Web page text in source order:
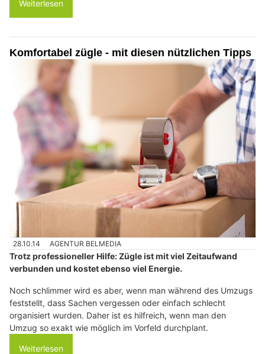
Weiterlesen
Komfortabel zügle - mit diesen nützlichen Tipps
28.10.14 AGENTUR BELMEDIA
Trotz professioneller Hilfe: Zügle ist mit viel Zeitaufwand
verbunden und kostet ebenso viel Energie.
Noch schlimmer wird es aber, wenn man während des Umzugs
feststellt, dass Sachen vergessen oder einfach schlecht
organisiert wurden. Daher ist es hilfreich, wenn man den
Umzug so exakt wie möglich im Vorfeld durchplant.
Weiterlesen